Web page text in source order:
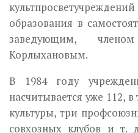
образования в
заведующим,
Корлыхановым.
В 1984 году
насчитывается уже 112,
культуры, три
совхозных клубов и т.